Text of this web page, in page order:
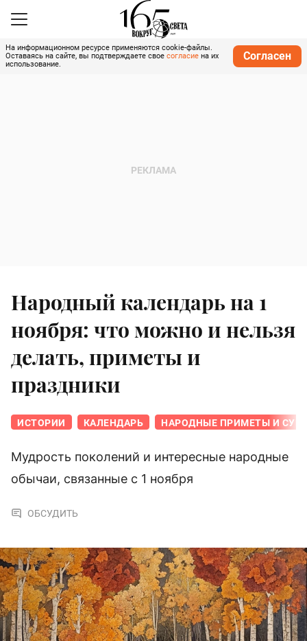
На информационном ресурсе применяются cookie-файлы.
Оставаясь на сайте, вы подтверждаете свое согласие на их
использование.
Согласен
Народный календарь на 1
ноября: что можно и нельзя
делать, приметы и
праздники
ИСТОРИИ КАЛЕНДАРЬ НАРОДНЫЕ ПРИМЕТЫ И
Мудрость поколений и интересные народные
обычаи, связанные с 1 ноября
ОБСУДИТЬ